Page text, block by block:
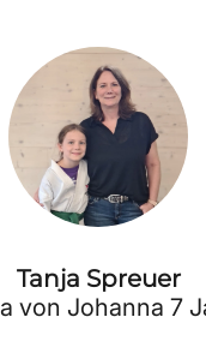
Tanja Spreuer
von Johanna 7